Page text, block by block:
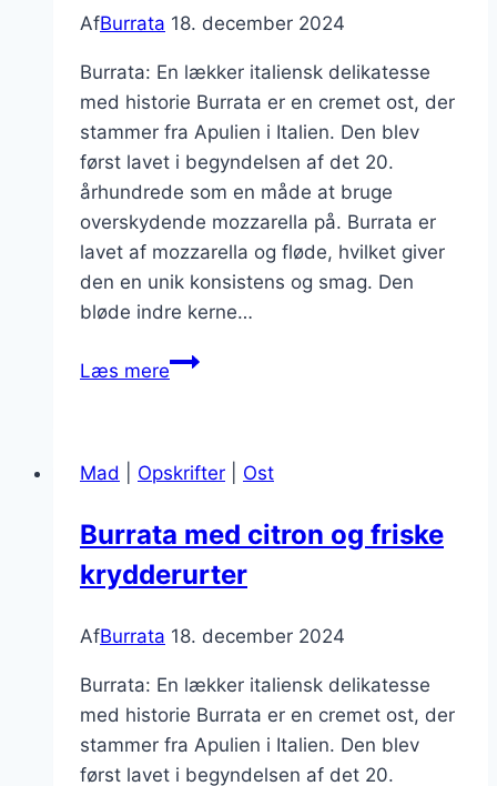
AfBurrata 18. december 2024
Burrata: En lækker italiensk delikatesse
med historie Burrata er en cremet ost, der
stammer fra Apulien i Italien. Den blev
først lavet i begyndelsen af det 20.
århundrede som en måde at bruge
overskydende mozzarella på. Burrata er
lavet af mozzarella og fløde, hvilket giver
den en unik konsistens og smag. Den
bløde indre kerne…
Læs mereBurrata
svampe
Mad Opskrifter Ost
Burrata med citron og friske
krydderurter
AfBurrata 18. december 2024
Burrata: En lækker italiensk delikatesse
med historie Burrata er en cremet ost, der
stammer fra Apulien i Italien. Den blev
først lavet i begyndelsen af det 20.